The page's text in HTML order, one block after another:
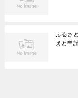
ふるさ
えと申